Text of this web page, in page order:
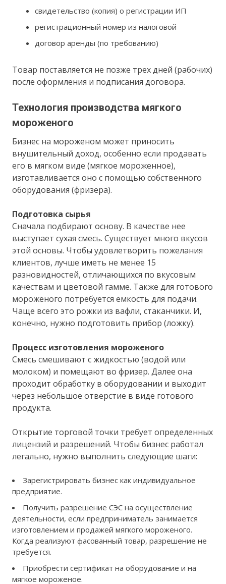
свидетельство (копия) о регистрации ИП
регистрационный номер из налоговой
договор аренды (по требованию)
Товар поставляется не позже трех дней (рабочих)
после оформления и подписания договора.
Технология производства мягкого
мороженого
Бизнес на мороженом может приносить
внушительный доход, особенно если продавать
его в мягком виде (мягкое мороженное),
изготавливается оно с помощью собственного
оборудования (фризера).
Подготовка сырья
Сначала подбирают основу. В качестве нее
выступает сухая смесь. Существует много вкусов
этой основы. Чтобы удовлетворить пожелания
клиентов, лучше иметь не менее 15
разновидностей, отличающихся по вкусовым
качествам и цветовой гамме. Также для готового
мороженого потребуется емкость для подачи.
Чаще всего это рожки из вафли, стаканчики. И,
конечно, нужно подготовить прибор (ложку).
Процесс изготовления мороженого
Смесь смешивают с жидкостью (водой или
молоком) и помещают во фризер. Далее она
проходит обработку в оборудовании и выходит
через небольшое отверстие в виде готового
продукта.
Открытие торговой точки требует определенных
лицензий и разрешений. Чтобы бизнес работал
легально, нужно выполнить следующие шаги:
Зарегистрировать бизнес как индивидуальное
предприятие.
Получить разрешение СЭС на осуществление
деятельности, если предприниматель занимается
изготовлением и продажей мягкого мороженого.
Когда реализуют фасованный товар, разрешение не
требуется.
Приобрести сертификат на оборудование и на
мягкое мороженое.